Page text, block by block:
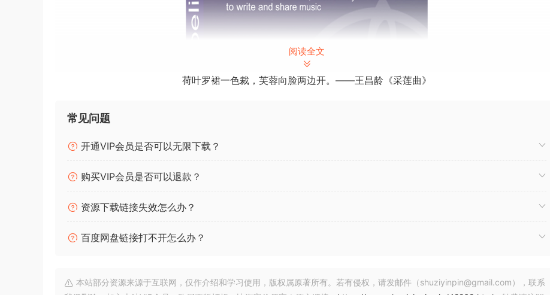
P2P | December 2025 | WiN 900 MB | macOS 990 MB
安装方法：
阅读全文
荷叶罗裙一色裁，芙蓉向脸两边开。——王昌龄《采莲曲》
常见问题
开通VIP会员是否可以无限下载？
购买VIP会员是否可以退款？
资源下载链接失效怎么办？
百度网盘链接打不开怎么办？
本站部分资源来源于互联网，仅作介绍和学习使用，版权属原著所有。若有侵权，请发邮件（shuziyinpin@gmail.com），联系